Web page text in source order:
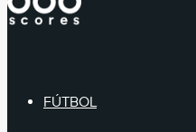
FÚTBOL